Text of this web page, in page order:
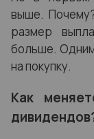
выше.
размер
больше.
на покупку.
Как